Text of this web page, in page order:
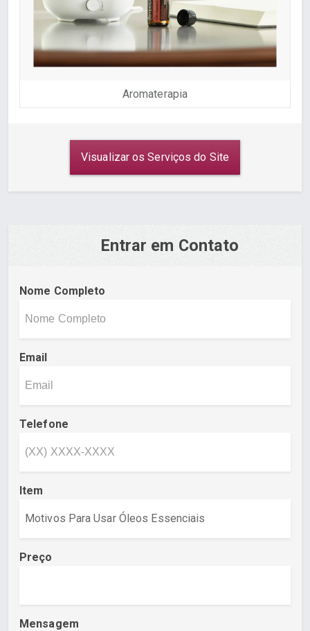
Aromaterapia
Visualizar os Serviços do Site
Entrar em Contato
Nome Completo
Email
Telefone
Item
Preço
Mensagem